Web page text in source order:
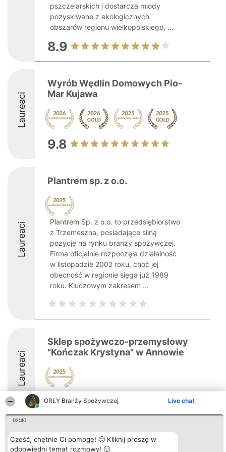
ORŁY Branży Spożywczej Live chat
02:40
Cześć, chętnie Ci pomogę! 🙂 Kliknij proszę w
odpowiedni temat rozmowy! 🙂
pszczelarskich i dostarcza miody
pozyskiwane z ekologicznych
obszarów regionu wielkopolskiego, ...
8.9
Laureaci
Wyrób Wędlin Domowych Pio-
Mar Kujawa
9.8
Laureaci
Plantrem sp. z o.o.
Plantrem Sp. z o.o. to przedsiębiorstwo
z Trzemeszna, posiadające silną
pozycję na rynku branży spożywczej.
Firma oficjalnie rozpoczęła działalność
w listopadzie 2002 roku, choć jej
obecność w regionie sięga już 1989
roku. Kluczowym zakresem ...
Laureaci
Sklep spożywczo-przemysłowy
"Kończak Krystyna" w Annowie
Organizator plebiscytu
Bright Side Solutions sp. z o.
Plebiscyt
Laureaci
Kontakt